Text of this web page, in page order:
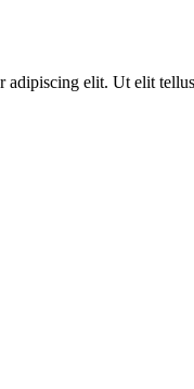
adipiscing elit. Ut elit